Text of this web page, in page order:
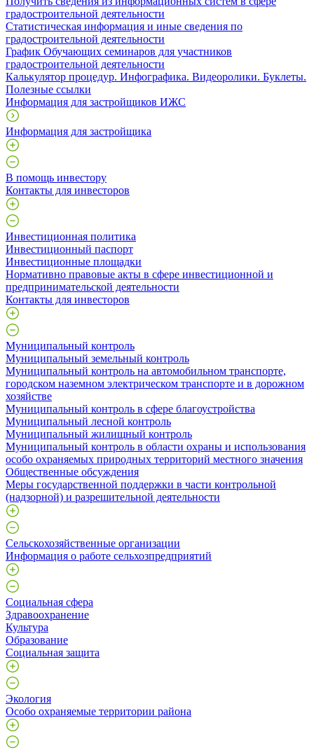
градостроительной деятельности
Статистическая информация и иные сведения по
градостроительной деятельности
График Обучающих семинаров для участников
градостроительной деятельности
Калькулятор процедур. Инфографика. Видеоролики. Буклеты.
Полезные ссылки
Информация для застройщиков ИЖС
Информация для застройщика
В помощь инвестору
Контакты для инвесторов
Инвестиционная политика
Инвестиционный паспорт
Инвестиционные площадки
Нормативно правовые акты в сфере инвестиционной и
предпринимательской деятельности
Контакты для инвесторов
Муниципальный контроль
Муниципальный земельный контроль
Муниципальный контроль на автомобильном транспорте,
городском наземном электрическом транспорте и в дорожном
хозяйстве
Муниципальный контроль в сфере благоустройства
Муниципальный лесной контроль
Муниципальный жилищный контроль
Муниципальный контроль в области охраны и использования
особо охраняемых природных территорий местного значения
Общественные обсуждения
Меры государственной поддержки в части контрольной
(надзорной) и разрешительной деятельности
Сельскохозяйственные организации
Информация о работе сельхозпредприятий
Социальная сфера
Здравоохранение
Культура
Образование
Социальная защита
Экология
Особо охраняемые территории района